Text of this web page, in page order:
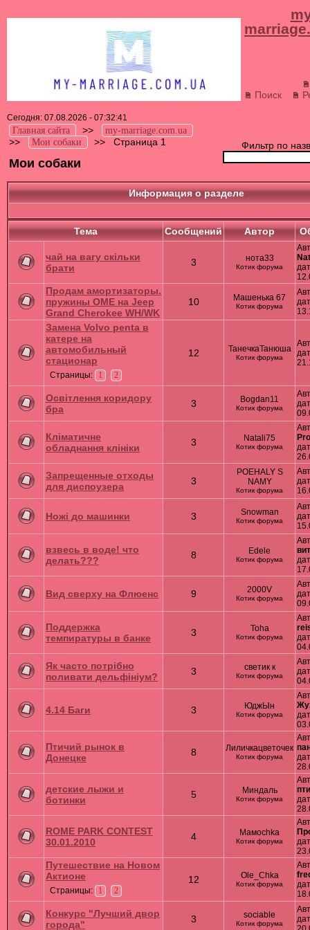
Поиск
Сегодня: 07.08.2026 - 07:32:41
Главная сайта >> my-marriage.com.ua
>> Мои собаки >> Страница 1
Мои собаки
Фильтр по
Информация о разделе
Тема Cообщений Автор
чай на вагу скільки
брати
3 нота33
Котик форума
Продам амортизаторы.
пружины OME на Jeep
Grand Cherokee WH/WK
10 Машенька 67
Котик форума
Замена Volvo penta в
катере на
автомобильный
стационар
Страницы: 1 2
12 ТанечкаТанюша
Котик форума
Освітлення коридору
бра
3 Bogdan11
Котик форума
Кліматичне
обладнання клініки
3 Natali75
Котик форума
Запрещенные отходы
для диспоузера
3
POEHALY S
NAMY
Котик форума
Ножі до машинки 3 Snowman
Котик форума
взвесь в воде! что
делать???
8 Edele
Котик форума
Вид сверху на Флюенс 9 2000V
Котик форума
Поддержка
темпиратуры в банке
3 Toha
Котик форума
Як часто потрібно
поливати дельфініум?
3 светик к
Котик форума
4.14 Баги 3 ЮджЫн
Котик форума
Птичий рынок в
Донецке
8 Лиличкацветочек
Котик форума
детские лыжи и
ботинки
5 Миндаль
Котик форума
ROME PARK CONTEST
30.01.2010
4 Мамоchka
Котик форума
Путешествие на Новом
Актионе
Страницы: 1 2
12 Ole_Chka
Котик форума
Конкурс "Лучший двор
города"
3 sociable
Котик форума